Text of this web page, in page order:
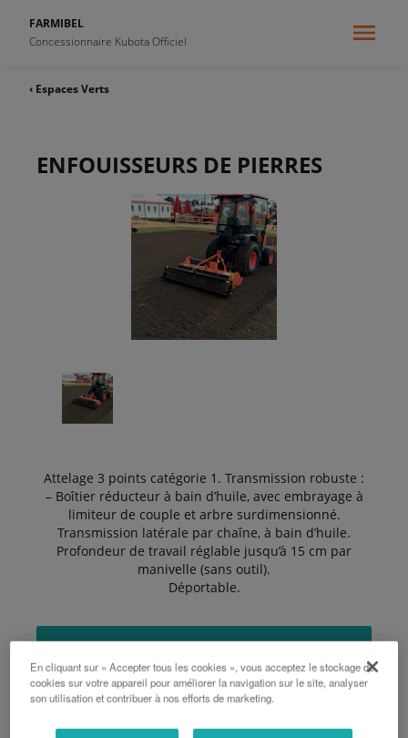
FARMIBEL
Concessionnaire Kubota Officiel
‹ Espaces Verts
ENFOUISSEURS DE PIERRES
Attelage 3 points catégorie 1. Transmission robuste :
– Boîtier réducteur à bain d’huile, avec embrayage à
limiteur de couple et arbre surdimensionné.
Transmission latérale par chaîne, à bain d’huile.
Profondeur de travail réglable jusqu’à 15 cm par
manivelle (sans outil).
Déportable.
En cliquant sur « Accepter tous les cookies », vous acceptez le stockage de
cookies sur votre appareil pour améliorer la navigation sur le site, analyser
son utilisation et contribuer à nos efforts de marketing.